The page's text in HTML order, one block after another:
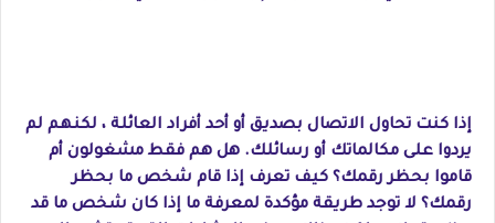
إذا كنت تحاول الاتصال بصديق أو أحد أفراد العائلة ، لكنهم لم
يردوا على مكالماتك أو رسائلك. هل هم فقط مشغولون أم
قاموا بحظر رقمك؟ كيف تعرف إذا قام شخص ما بحظر
رقمك؟ لا توجد طريقة مؤكدة لمعرفة ما إذا كان شخص ما قد